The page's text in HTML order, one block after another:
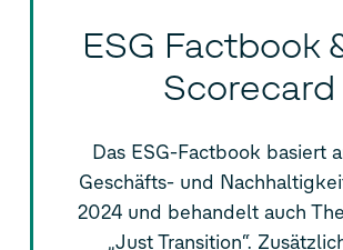
ESG Factbook
Scorecard
Das ESG-Factbook basiert
Geschäfts- und
2024 und behandelt auch
„Just Transition“.